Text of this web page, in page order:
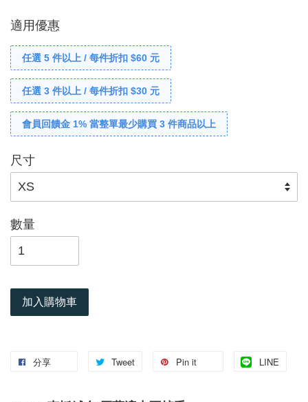
適用優惠
任選 5 件以上 / 每件折扣 $60 元
任選 3 件以上 / 每件折扣 $30 元
會員回饋金 1% 當整單最少購買 3 件商品以上
尺寸
數量
加入購物車
分享 Tweet Pin it LINE